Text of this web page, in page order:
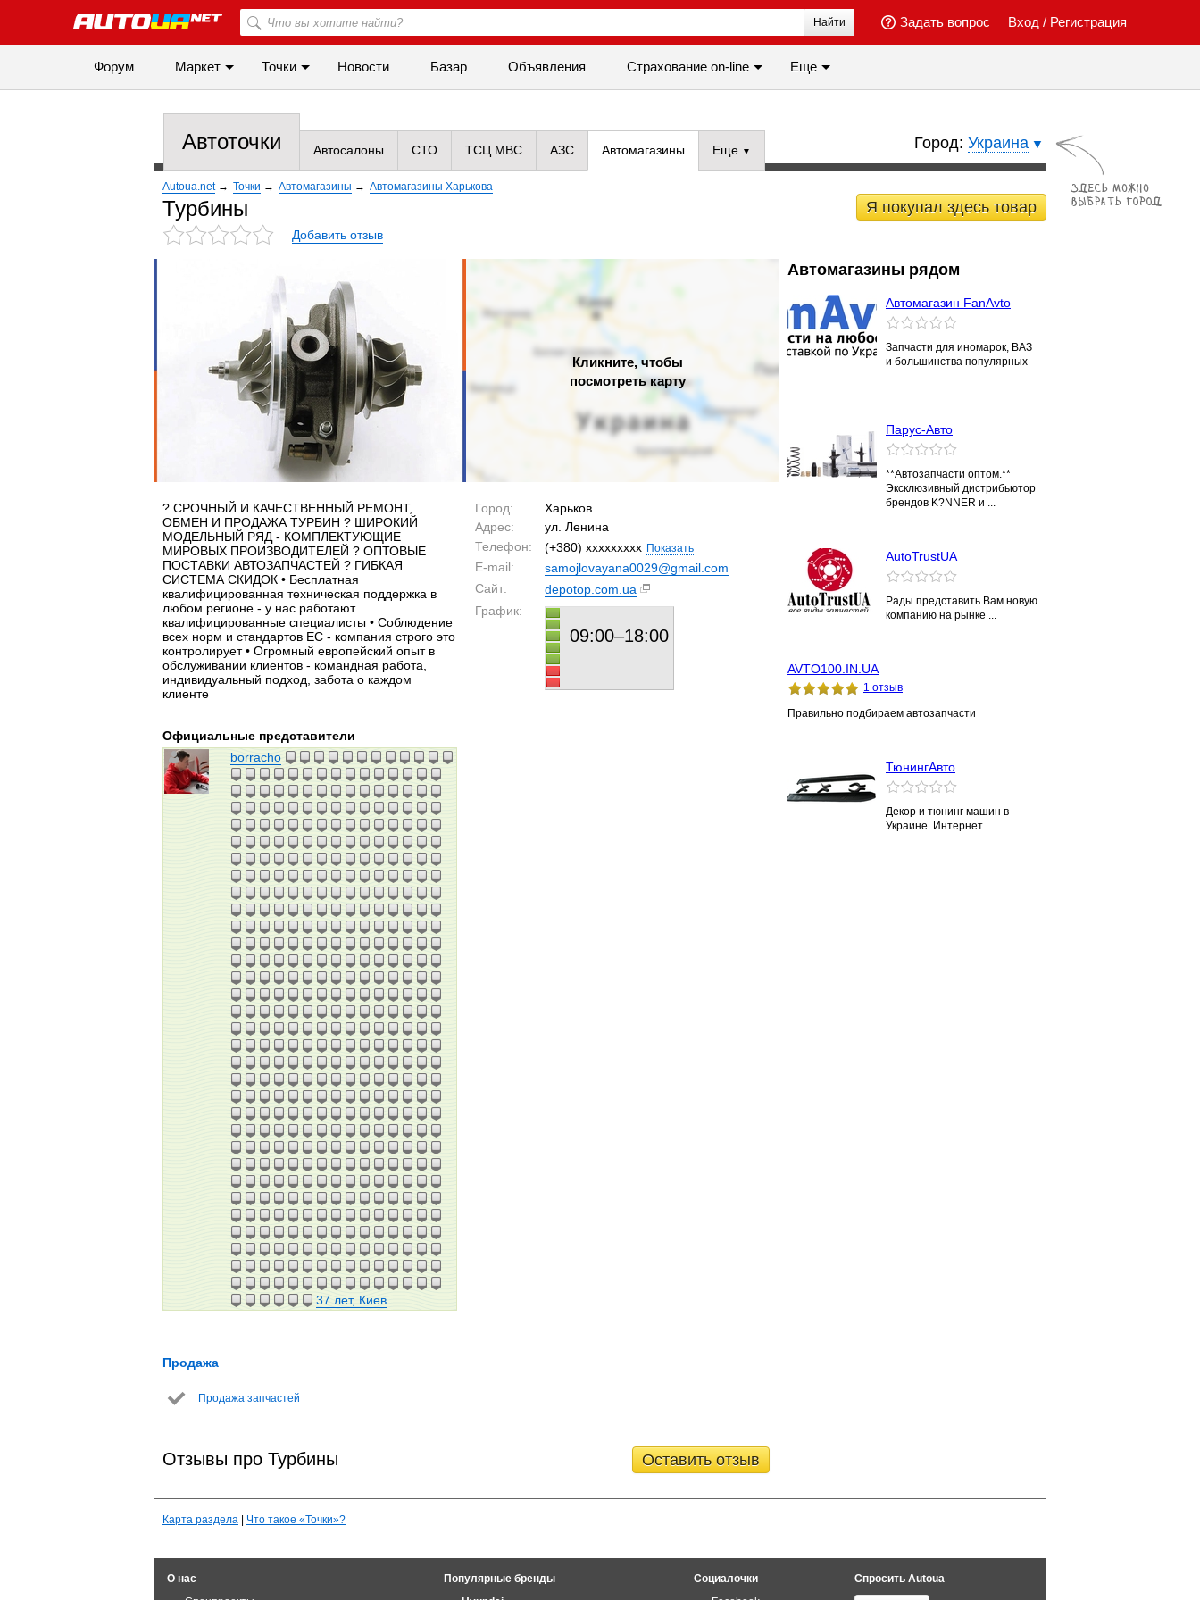
Вход / Регистрация
Задать вопрос
Найти
Форум Маркет Точки Новости Базар Объявления Cтрахование on-line Еще
Город: Украина
Автоточки Автосалоны СТО ТСЦ МВС АЗС Автомагазины Еще
Autoua.net → Точки → Автомагазины → Автомагазины Харькова
Я покупал здесь товар
Турбины
Добавить отзыв
Кликните, чтобы
посмотреть карту
Город:
Харьков
Адрес:
ул. Ленина
Телефон:
(+380) xxxxxxxxx Показать
E-mail:
samojlovayana0029@gmail.com
Сайт:
depotop.com.ua
График:
09:00–18:00
? СРОЧНЫЙ И КАЧЕСТВЕННЫЙ РЕМОНТ,
ОБМЕН И ПРОДАЖА ТУРБИН ? ШИРОКИЙ
МОДЕЛЬНЫЙ РЯД - КОМПЛЕКТУЮЩИЕ
МИРОВЫХ ПРОИЗВОДИТЕЛЕЙ ? ОПТОВЫЕ
ПОСТАВКИ АВТОЗАПЧАСТЕЙ ? ГИБКАЯ
СИСТЕМА СКИДОК • Бесплатная
квалифицированная техническая поддержка в
любом регионе - у нас работают
квалифицированные специалисты • Соблюдение
всех норм и стандартов EC - компания строго это
контролирует • Огромный европейский опыт в
обслуживании клиентов - командная работа,
индивидуальный подход, забота о каждом
клиенте
Официальные представители
borracho
37 лет, Киев
Продажа
Продажа запчастей
Оставить отзыв
Отзывы про Турбины
Автомагазины рядом
Aвтомагазин FanAvto
Запчасти для иномарок, ВАЗ
и большинства популярных
...
Парус-Авто
**Автозапчасти оптом.**
Эксклюзивный дистрибьютор
брендов K?NNER и ...
AutoTrustUA
Рады представить Вам новую
компанию на рынке ...
AVTO100.IN.UA
1 отзыв
Правильно подбираем автозапчасти
ТюнингАвто
Декор и тюнинг машин в
Украине. Интернет ...
Карта раздела Что такое «Точки»?
О нас
Популярные бренды
Социалочки
Спросить Autoua